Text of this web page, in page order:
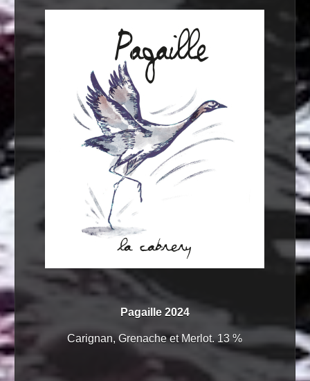
Pagaille 2024
Carignan, Grenache et Merlot. 13 %